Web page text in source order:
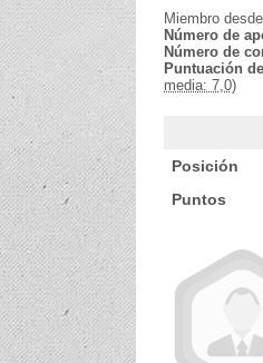
Miembro
Número de
Número de
Puntuación
media: 7,0)
Posición
Puntos